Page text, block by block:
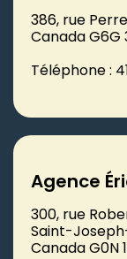
386, rue
Canada G6G
Téléphone :
Agence
300, rue
Saint-
Canada G0N